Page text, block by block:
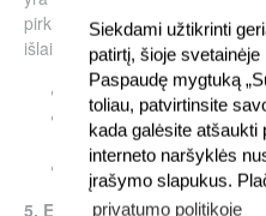
Siekdami užtikrinti
patirtį, šioje
Paspaudę mygtuką
toliau, patvirtinsite
kada galėsite atšaukti
interneto naršyklės
įrašymo slapukus.
privatumo politikoje
pirkinio kainą į tris tolygias
išlaidų, jeigu laikomasi
Mokant laiku -
Suma dalijama į tris
yra paskirstomi per tris
Pirmasis mokėjimas
5. ESTO lizingas: